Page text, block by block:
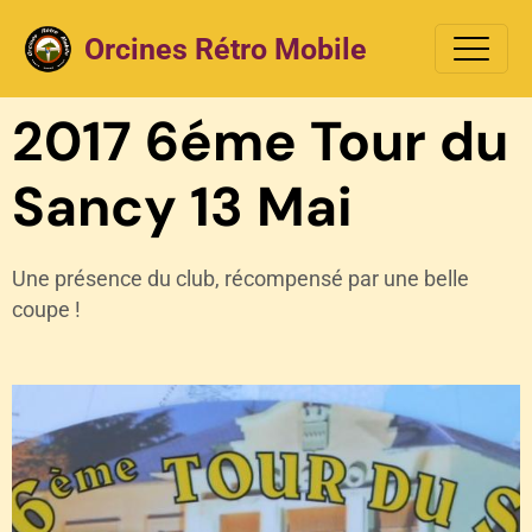
Orcines Rétro Mobile
2017 6éme Tour du
Sancy 13 Mai
Une présence du club, récompensé par une belle
coupe !